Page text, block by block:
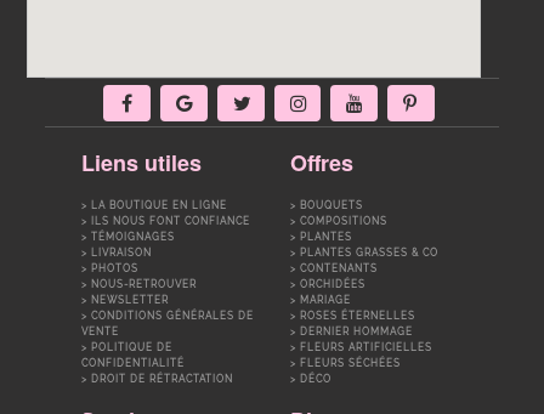
Liens utiles
LA BOUTIQUE EN LIGNE
ILS NOUS FONT CONFIANCE
TÉMOIGNAGES
LIVRAISON
PHOTOS
NOUS-RETROUVER
NEWSLETTER
CONDITIONS GÉNÉRALES DE
VENTE
POLITIQUE DE
CONFIDENTIALITÉ
DROIT DE RÉTRACTATION
Offres
BOUQUETS
COMPOSITIONS
PLANTES
PLANTES GRASSES & CO
CONTENANTS
ORCHIDÉES
MARIAGE
ROSES ÉTERNELLES
DERNIER HOMMAGE
FLEURS ARTIFICIELLES
FLEURS SÉCHÉES
DÉCO